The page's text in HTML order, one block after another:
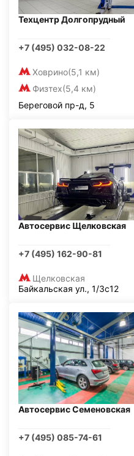
Техцентр Долгопрудный
+7 (495) 032-08-22
Ховрино(5,1 км)
Физтех(5,4 км)
Береговой пр-д, 5
Автосервис Щелковская
+7 (495) 162-90-81
Щелковская
Байкальская ул., 1/3с12
Автосервис Семеновская
+7 (495) 085-74-61